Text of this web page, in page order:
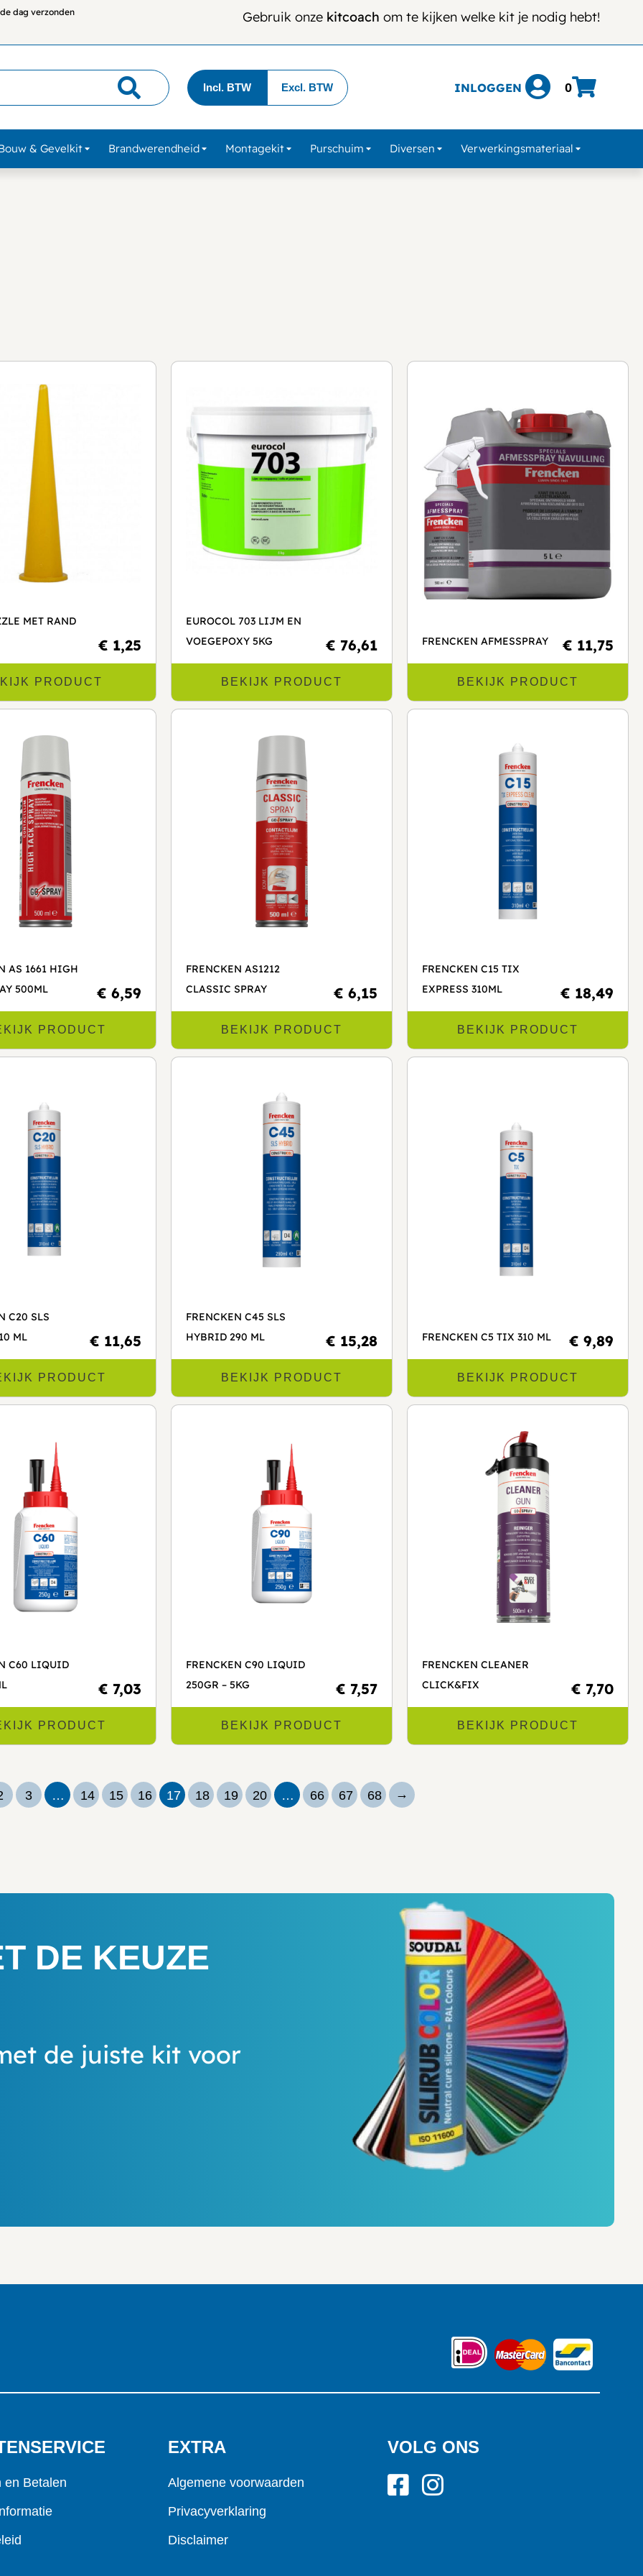
dag verzonden Gebruik onze kitcoach om te kijken welke kit je nodig hebt!
Incl. BTW Excl. BTW INLOGGEN 0
& Gevelkit Brandwerendheid Montagekit Purschuim Diversen Verwerkingsmateriaal
MET RAND
€ 1,25
PRODUCT
EUROCOL 703 LIJM EN
VOEGEPOXY 5KG
€ 76,61
BEKIJK PRODUCT
FRENCKEN AFMESSPRAY € 11,75
BEKIJK PRODUCT
AS 1661 HIGH
500ML
€ 6,59
PRODUCT
FRENCKEN AS1212
CLASSIC SPRAY
€ 6,15
BEKIJK PRODUCT
FRENCKEN C15 TIX
EXPRESS 310ML
€ 18,49
BEKIJK PRODUCT
C20 SLS
ML
€ 11,65
PRODUCT
FRENCKEN C45 SLS
HYBRID 290 ML
€ 15,28
BEKIJK PRODUCT
FRENCKEN C5 TIX 310 ML € 9,89
BEKIJK PRODUCT
C60 LIQUID
€ 7,03
PRODUCT
FRENCKEN C90 LIQUID
250GR – 5KG
€ 7,57
BEKIJK PRODUCT
FRENCKEN CLEANER
CLICK&FIX
€ 7,70
BEKIJK PRODUCT
3 … 14 15 16 17 18 19 20 … 66 67 68 →
DE KEUZE
de juiste kit voor
en Betalen
EXTRA
Algemene voorwaarden
Privacyverklaring
Disclaimer
VOLG ONS